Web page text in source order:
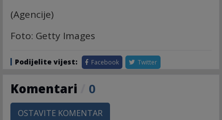
(Agencije)
Foto: Getty Images
Podijelite vijest: Facebook Twitter
Komentari 0
OSTAVITE KOMENTAR